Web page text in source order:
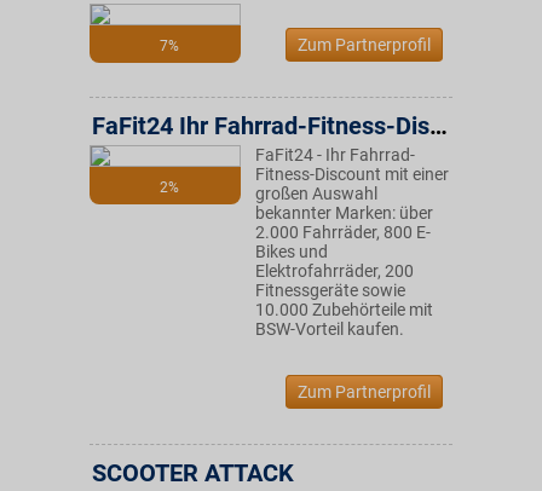
7% Zum Partnerprofil
2%
FaFit24 Ihr Fahrrad-Fitness-Discount
FaFit24 - Ihr Fahrrad-
Fitness-Discount mit einer
großen Auswahl
bekannter Marken: über
2.000 Fahrräder, 800 E-
Bikes und
Elektrofahrräder, 200
Fitnessgeräte sowie
10.000 Zubehörteile mit
BSW-Vorteil kaufen.
Zum Partnerprofil
SCOOTER ATTACK